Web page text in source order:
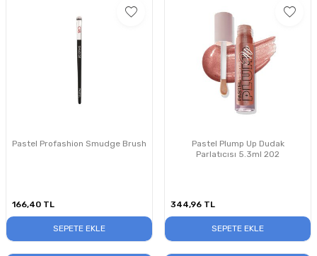
Pastel Profashion Smudge Brush
166,40 TL
SEPETE EKLE
Pastel Plump Up Dudak
Parlatıcısı 5.3ml 202
344,96 TL
SEPETE EKLE